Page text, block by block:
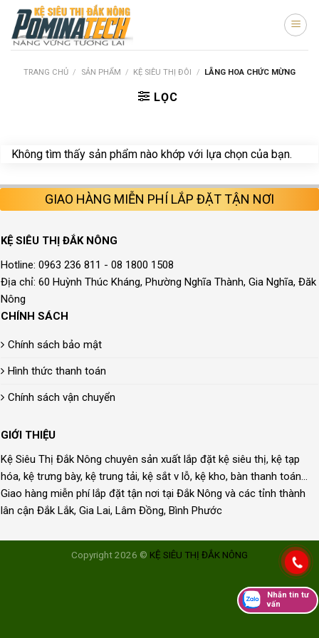
Skip
content
TRANG CHỦ / SẢN PHẨM / KỆ SIÊU THỊ ĐÔI / LẴNG HOA CHỨC MỪNG
LỌC
Không tìm thấy sản phẩm nào khớp với lựa chọn của bạn.
GIAO HÀNG MIỄN PHÍ LẮP ĐẶT TẬN NƠI
KỆ SIÊU THỊ ĐẮK NÔNG
Hotline: 0963 236 811 - 08 1800 1508
Địa chỉ: 60 Huỳnh Thúc Kháng, Phường Nghĩa Thành, Gia Nghĩa, Đăk
Nông
CHÍNH SÁCH
Chính sách bảo mật
Hình thức thanh toán
Chính sách vận chuyển
GIỚI THIỆU
Kệ Siêu Thị Đắk Nông chuyên sản xuất lắp đặt kệ siêu thị, kệ tạp
hóa, kệ trưng bày, kệ trung tải, kệ sắt v lỗ, kệ kho, bàn thanh toán...
Giao hàng miễn phí lắp đặt tận nơi tại Đắk Nông và các tỉnh thành
lân cận Đắk Lắk, Gia Lai, Lâm Đồng, Bình Phước
Copyright 2026 © KỆ SIÊU THỊ ĐẮK NÔNG
Nhắn tin tư
vấn